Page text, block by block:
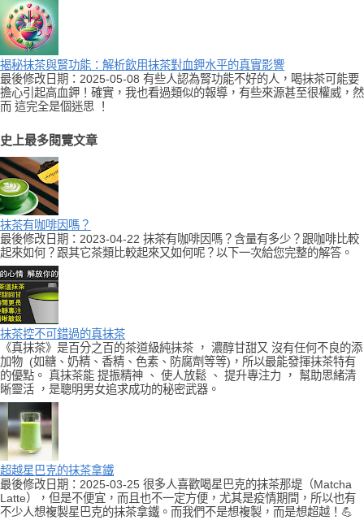
揭秘抹茶與腎功能：解析飲用抹茶對血鉀水平的真實影響
最後修改日期：2025-05-08 有些人認為腎功能不好的人，喝抹茶可能要
擔心引起高血鉀！確實，我也看過類似的報導，有些來源甚至很權威，然
而 這完全是個迷思 ！
史上最多閱覽文章
抹茶有咖啡因嗎？
最後修改日期：2023-04-22 抹茶有咖啡因嗎？含量有多少？跟咖啡比較
起來如何？跟其它茶類比較起來又如何呢？以下一次給您完整的解答。
抹茶控不可錯過的真抹茶
《真抹茶》是百分之百的茶道級純抹茶 ， 濃醇甘甜又 沒有任何不良的添
加物 (如糖、奶精、香精、色素、防腐劑等等)，所以最能發揮抹茶特有
的優點。 真抹茶能 提振精神 、 使人放鬆 、 提升專注力 ， 幫助思緒清
晰靈活 ，是聰明男女追求成功的秘密武器。
超越星巴克的抹茶拿鐵
最後修改日期：2025-03-25 很多人喜歡喝星巴克的抹茶那堤（Matcha
Latte），但是不便宜，而且也不一定方便，尤其是疫情期間，所以也有
不少人想複製星巴克的抹茶拿鐵。而我們不是想複製，而是想超越！💪